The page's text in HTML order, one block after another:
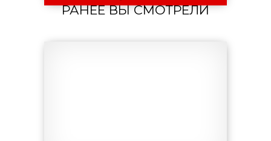
РАНЕЕ ВЫ СМОТРЕЛИ